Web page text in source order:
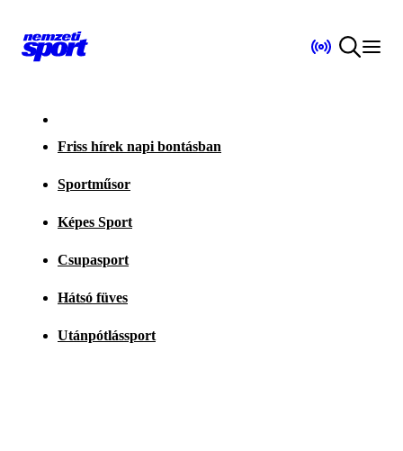
Friss hírek napi bontásban
Sportműsor
Képes Sport
Csupasport
Hátsó füves
Utánpótlássport